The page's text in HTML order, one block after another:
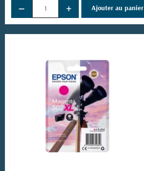
− + Ajouter au panier